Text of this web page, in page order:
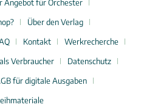
Angebot für Orchester
Über den Verlag
Kontakt
Werkrecherche
Verbraucher
Datenschutz
für digitale Ausgaben